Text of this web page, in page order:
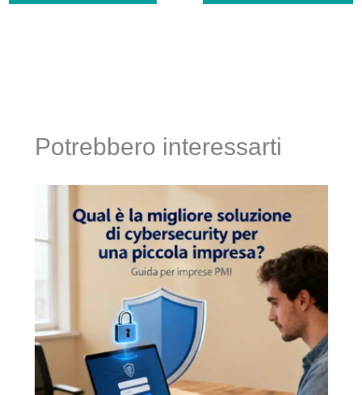
Potrebbero interessarti